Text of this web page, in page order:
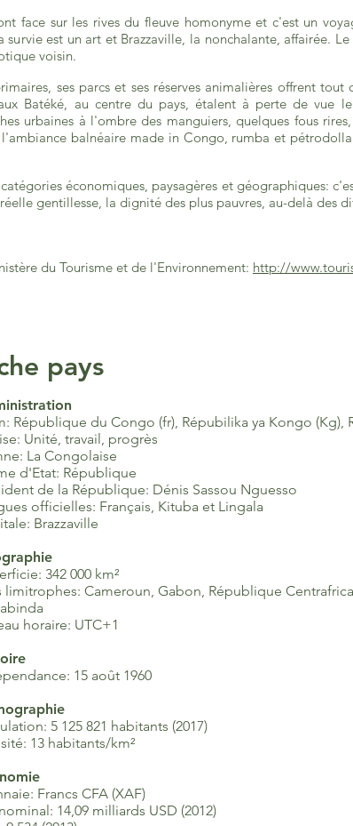
face sur les rives du fleuve homonyme et c'est un
est un art et Brazzaville, la nonchalante, affairée.
voisin.
ses parcs et ses réserves animalières offrent
Batéké, au centre du pays, étalent à perte de vue
urbaines à l'ombre des manguiers, quelques fous
balnéaire made in Congo, rumba et
économiques, paysagères et géographiques:
gentillesse, la dignité des plus pauvres, au-delà des
du Tourisme et de l'Environnement: http://
pays
République du Congo (fr), Répubilika ya Kongo (Kg),
Unité, travail, progrès
La Congolaise
d'Etat: République
de la République: Dénis Sassou Nguesso
officielles: Français, Kituba et Lingala
Brazzaville
342 000 km²
limitrophes: Cameroun, Gabon, République
horaire: UTC+1
15 août 1960
5 125 821 habitants (2017)
13 habitants/km²
Francs CFA (XAF)
14,09 milliards USD (2012)